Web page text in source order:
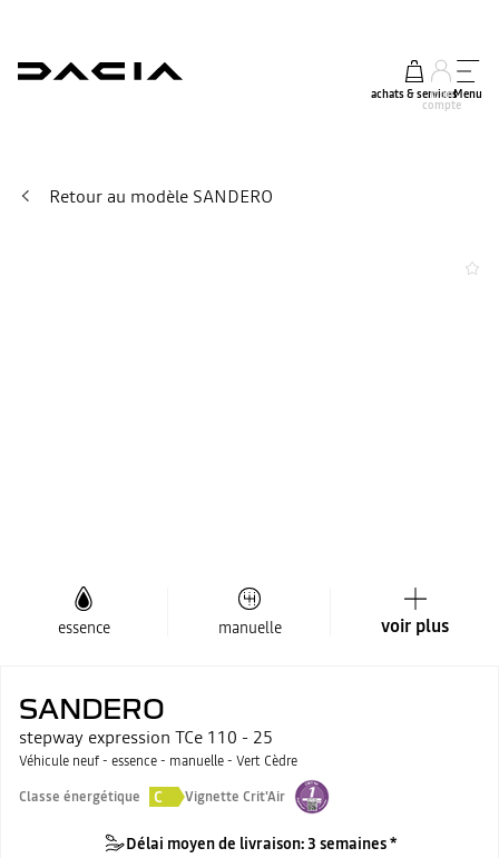
achats & services
mon
compte
Menu
Retour au modèle SANDERO
essence manuelle voir plus
SANDERO
stepway expression TCe 110 - 25
Véhicule neuf - essence - manuelle - Vert Cèdre
Classe énergétique
C Vignette Crit'Air
Délai moyen de livraison: 3 semaines *